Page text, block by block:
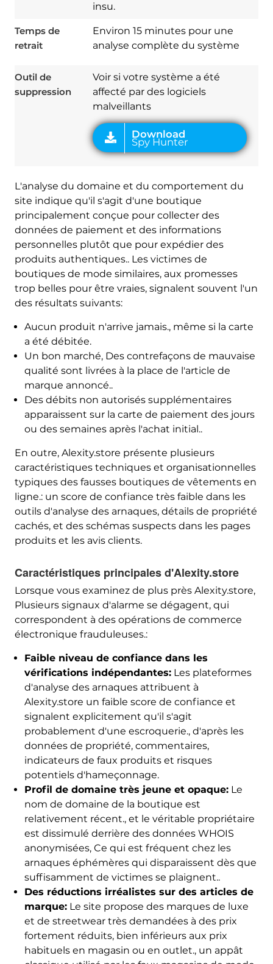
insu.
Temps de
retrait
Environ 15 minutes pour une
analyse complète du système
Outil de
suppression
Voir si votre système a été
affecté par des logiciels
malveillants
L'analyse du domaine et du comportement du
site indique qu'il s'agit d'une boutique
principalement conçue pour collecter des
données de paiement et des informations
personnelles plutôt que pour expédier des
produits authentiques.. Les victimes de
boutiques de mode similaires, aux promesses
trop belles pour être vraies, signalent souvent l'un
des résultats suivants:
Aucun produit n'arrive jamais., même si la carte
a été débitée.
Un bon marché, Des contrefaçons de mauvaise
qualité sont livrées à la place de l'article de
marque annoncé..
Des débits non autorisés supplémentaires
apparaissent sur la carte de paiement des jours
ou des semaines après l'achat initial..
En outre, Alexity.store présente plusieurs
caractéristiques techniques et organisationnelles
typiques des fausses boutiques de vêtements en
ligne.: un score de confiance très faible dans les
outils d'analyse des arnaques, détails de propriété
cachés, et des schémas suspects dans les pages
produits et les avis clients.
Caractéristiques principales d'Alexity.store
Lorsque vous examinez de plus près Alexity.store,
Plusieurs signaux d'alarme se dégagent, qui
correspondent à des opérations de commerce
électronique frauduleuses.:
Faible niveau de confiance dans les
vérifications indépendantes:Les plateformes
d'analyse des arnaques attribuent à
Alexity.store un faible score de confiance et
signalent explicitement qu'il s'agit
probablement d'une escroquerie., d'après les
données de propriété, commentaires,
indicateurs de faux produits et risques
potentiels d'hameçonnage.
Profil de domaine très jeune et opaque:Le
nom de domaine de la boutique est
relativement récent., et le véritable propriétaire
est dissimulé derrière des données WHOIS
anonymisées, Ce qui est fréquent chez les
arnaques éphémères qui disparaissent dès que
suffisamment de victimes se plaignent..
Des réductions irréalistes sur des articles de
marque:Le site propose des marques de luxe
et de streetwear très demandées à des prix
fortement réduits, bien inférieurs aux prix
habituels en magasin ou en outlet., un appât